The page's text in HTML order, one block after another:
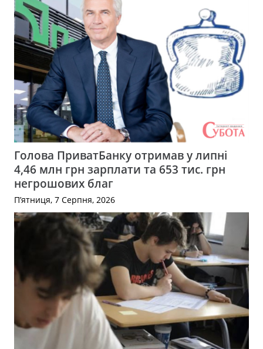
Голова ПриватБанку отримав у липні
4,46 млн грн зарплати та 653 тис. грн
негрошових благ
П’ятниця, 7 Серпня, 2026